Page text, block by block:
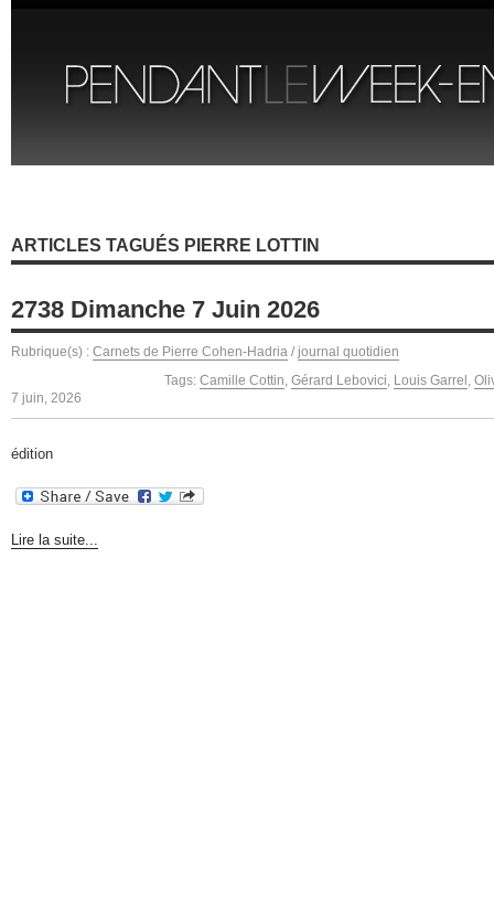
ARTICLES TAGUÉS PIERRE LOTTIN
2738 Dimanche 7 Juin 2026
Rubrique(s) : Carnets de Pierre Cohen-Hadria / journal quotidien
Tags: Camille Cottin, Gérard Lebovici, Louis Garrel ,
7 juin, 2026
édition
Lire la suite...